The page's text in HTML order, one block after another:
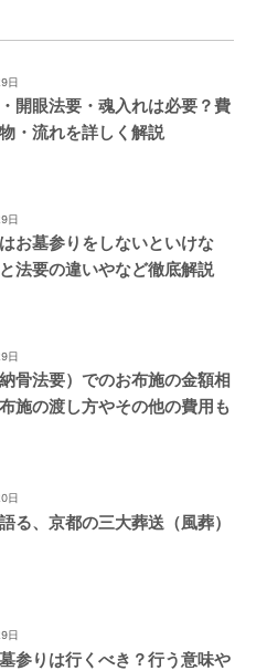
日
開眼法要・魂入れは必要？費
・流れを詳しく解説
日
お墓参りをしないといけな
法要の違いやなど徹底解説
日
骨法要）でのお布施の金額相
施の渡し方やその他の費用も
日
る、京都の三大葬送（風葬）
日
参りは行くべき？行う意味や